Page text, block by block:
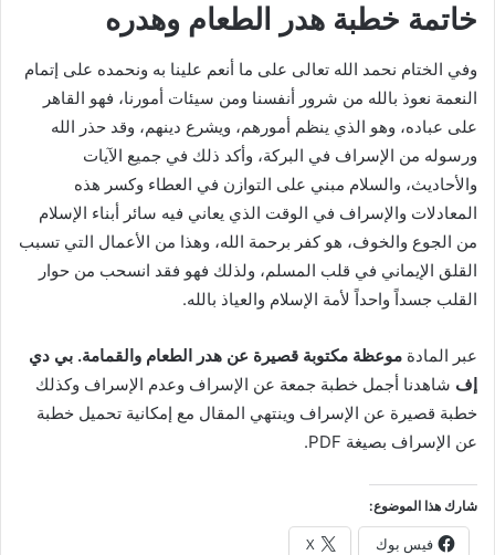
خاتمة خطبة هدر الطعام وهدره
وفي الختام نحمد الله تعالى على ما أنعم علينا به ونحمده على إتمام
النعمة نعوذ بالله من شرور أنفسنا ومن سيئات أمورنا، فهو القاهر
على عباده، وهو الذي ينظم أمورهم، ويشرع دينهم، وقد حذر الله
ورسوله من الإسراف في البركة، وأكد ذلك في جميع الآيات
والأحاديث، والسلام مبني على التوازن في العطاء وكسر هذه
المعادلات والإسراف في الوقت الذي يعاني فيه سائر أبناء الإسلام
من الجوع والخوف، هو كفر برحمة الله، وهذا من الأعمال التي تسبب
القلق الإيماني في قلب المسلم، ولذلك فهو فقد انسحب من حوار
القلب جسداً واحداً لأمة الإسلام والعياذ بالله.
عبر المادة موعظة مكتوبة قصيرة عن هدر الطعام والقمامة. بي دي
إف شاهدنا أجمل خطبة جمعة عن الإسراف وعدم الإسراف وكذلك
خطبة قصيرة عن الإسراف وينتهي المقال مع إمكانية تحميل خطبة
عن الإسراف بصيغة PDF.
شارك هذا الموضوع:
فيس بوك X